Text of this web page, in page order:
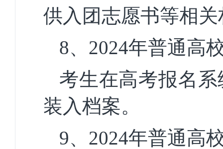
供入团志愿书等相
8、 2024年普通高
考生在高考报名
装入档案。
9、 2024年普通高